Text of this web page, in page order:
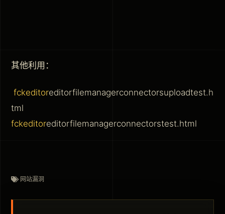
其他利用：
fckeditoreditorfilemanagerconnectorsuploadtest.h
tml
fckeditoreditorfilemanagerconnectorstest.html
网站漏洞